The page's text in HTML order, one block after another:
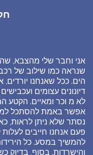
אני וחבר שלי מהצבא,
שנראה כמו שילוב של
הים. ככל שאנחנו יורדים,
דיונונים עצומים
לא מ וכר ומאיים. הקטע
אפשר באמת להסתכל
נסתר שלא ניתן לראות,
פעם אנחנו חייבים לעלות
להמשיך במסע. כל
והישרדות. בסוף, בדיוק